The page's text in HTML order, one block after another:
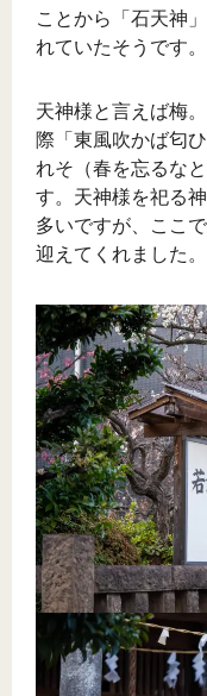
ことから「石天神
れていたそうです。
天神様と言えば梅
際「東風吹かば匂
れそ（春を忘るな
す。天神様を祀る
多いですが、ここ
迎えてくれました。